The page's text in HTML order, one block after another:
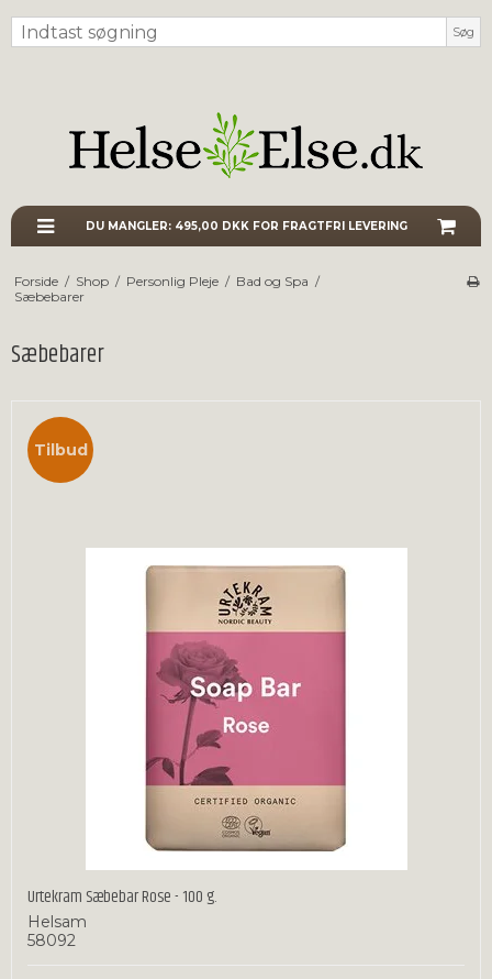
Søg
DU MANGLER: 495,00 DKK FOR FRAGTFRI LEVERING
Forside / Shop / Personlig Pleje / Bad og Spa /
Sæbebarer
Sæbebarer
Tilbud
Urtekram Sæbebar Rose - 100 g.
Helsam
58092